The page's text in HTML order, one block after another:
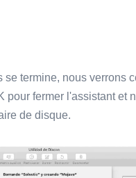
se termine, nous verrons
pour fermer l'assistant et
de disque.